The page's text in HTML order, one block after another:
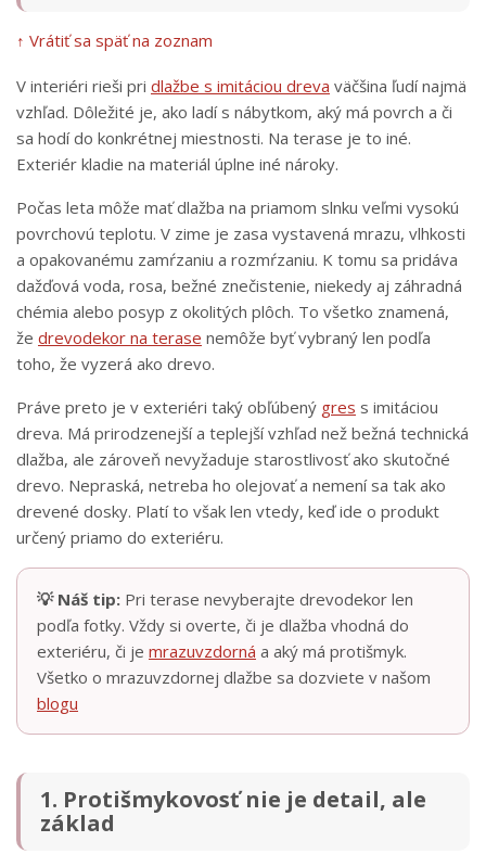
↑ Vrátiť sa späť na zoznam
V interiéri rieši pri dlažbe s imitáciou dreva väčšina ľudí najmä
vzhľad. Dôležité je, ako ladí s nábytkom, aký má povrch a či
sa hodí do konkrétnej miestnosti. Na terase je to iné.
Exteriér kladie na materiál úplne iné nároky.
Počas leta môže mať dlažba na priamom slnku veľmi vysokú
povrchovú teplotu. V zime je zasa vystavená mrazu, vlhkosti
a opakovanému zamŕzaniu a rozmŕzaniu. K tomu sa pridáva
dažďová voda, rosa, bežné znečistenie, niekedy aj záhradná
chémia alebo posyp z okolitých plôch. To všetko znamená,
že drevodekor na terase nemôže byť vybraný len podľa
toho, že vyzerá ako drevo.
Práve preto je v exteriéri taký obľúbený gres s imitáciou
dreva. Má prirodzenejší a teplejší vzhľad než bežná technická
dlažba, ale zároveň nevyžaduje starostlivosť ako skutočné
drevo. Nepraská, netreba ho olejovať a nemení sa tak ako
drevené dosky. Platí to však len vtedy, keď ide o produkt
určený priamo do exteriéru.
💡 Náš tip: Pri terase nevyberajte drevodekor len
podľa fotky. Vždy si overte, či je dlažba vhodná do
exteriéru, či je mrazuvzdorná a aký má protišmyk.
Všetko o mrazuvzdornej dlažbe sa dozviete v našom
blogu
1. Protišmykovosť nie je detail, ale
základ